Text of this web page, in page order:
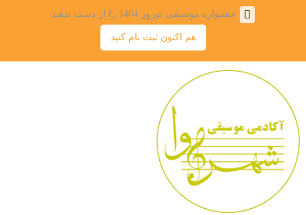
جشنواره موسیقی نوروز 1404 را از دست ندهید
هم اکنون ثبت نام کنید